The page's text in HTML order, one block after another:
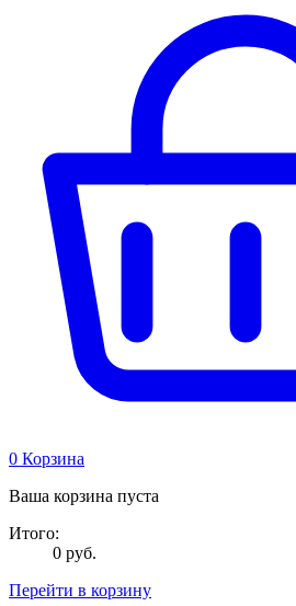
0 Корзина
Ваша корзина пуста
Итого:
0 руб.
Перейти в корзину